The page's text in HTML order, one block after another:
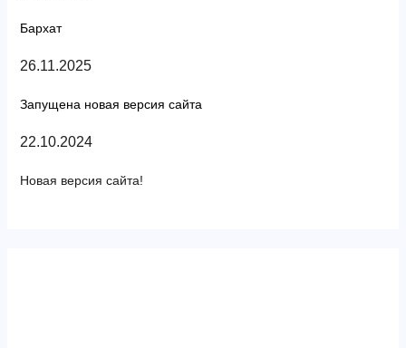
Бархат
26.11.2025
Запущена новая версия сайта
22.10.2024
Новая версия сайта!